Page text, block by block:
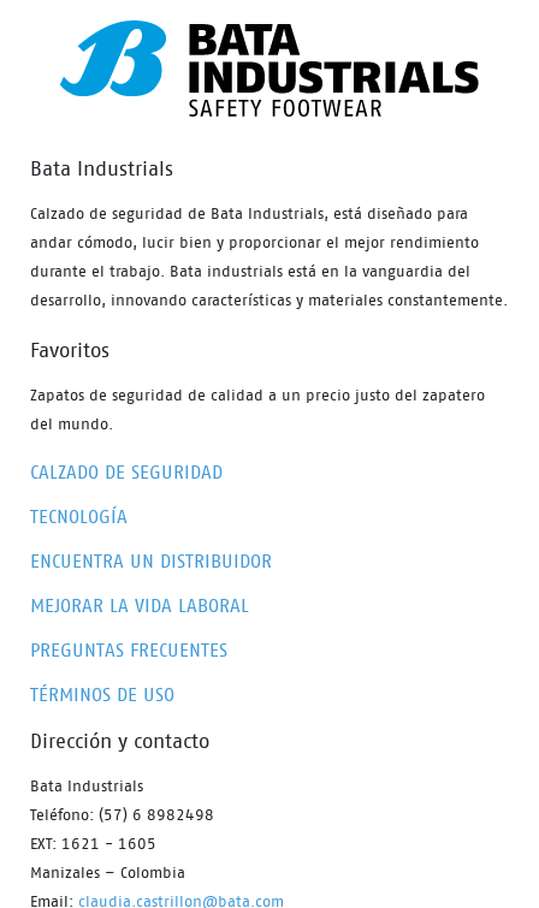
Bata Industrials
Calzado de seguridad de Bata Industrials, está diseñado para
andar cómodo, lucir bien y proporcionar el mejor rendimiento
durante el trabajo. Bata industrials está en la vanguardia del
desarrollo, innovando características y materiales constantemente.
Favoritos
Zapatos de seguridad de calidad a un precio justo del zapatero
del mundo.
CALZADO DE SEGURIDAD
TECNOLOGÍA
ENCUENTRA UN DISTRIBUIDOR
MEJORAR LA VIDA LABORAL
PREGUNTAS FRECUENTES
TÉRMINOS DE USO
Dirección y contacto
Bata Industrials
Teléfono: (57) 6 8982498
EXT: 1621 - 1605
Manizales – Colombia
Email: claudia.castrillon@bata.com